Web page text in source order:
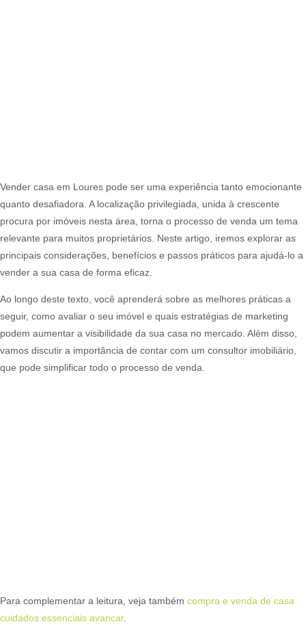
Vender casa em Loures pode ser uma experiência tanto emocionante
quanto desafiadora. A localização privilegiada, unida à crescente
procura por imóveis nesta área, torna o processo de venda um tema
relevante para muitos proprietários. Neste artigo, iremos explorar as
principais considerações, benefícios e passos práticos para ajudá-lo a
vender a sua casa de forma eficaz.
Ao longo deste texto, você aprenderá sobre as melhores práticas a
seguir, como avaliar o seu imóvel e quais estratégias de marketing
podem aumentar a visibilidade da sua casa no mercado. Além disso,
vamos discutir a importância de contar com um consultor imobiliário,
que pode simplificar todo o processo de venda.
Para complementar a leitura, veja também compra e venda de casa
cuidados essenciais avancar.